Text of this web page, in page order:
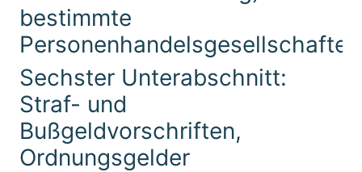
bestimmte
Personenhandelsgesellschaften
Sechster Unterabschnitt:
Straf- und
Bußgeldvorschriften,
Ordnungsgelder